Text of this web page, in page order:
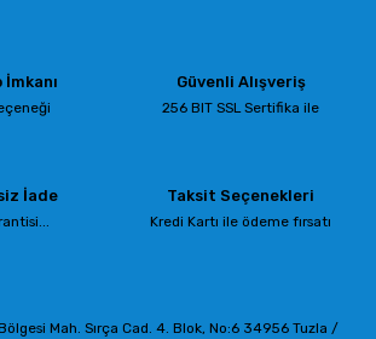
bozuk veya görüntülenemiyor.
daha pahalı.
Güvenli Alışveriş
256 BIT SSL Sertifika ile
İade Taksit Seçenekleri
Kredi Kartı ile ödeme fırsatı
Mah. Sırça Cad. 4. Blok, No:6 34956 Tuzla /